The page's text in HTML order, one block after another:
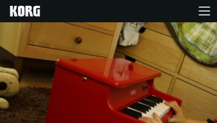
Producten
Features